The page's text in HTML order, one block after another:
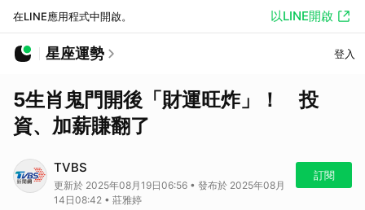
在LINE應用程式中開啟。 以LINE開啟
星座運勢 登入
5生肖鬼門開後「財運旺炸」！ 投
資、加薪賺翻了
TVBS
更新於 2025年08月19日06:56 • 發布於 2025年08月
14日08:42 • 莊雅婷
訂閱